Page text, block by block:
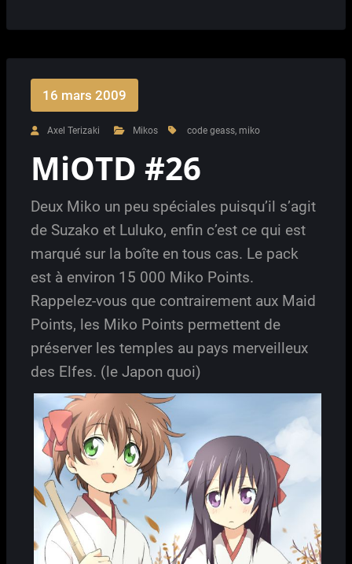
16 mars 2009
Axel Terizaki Mikos code geass, miko
MiOTD #26
Deux Miko un peu spéciales puisqu’il s’agit
de Suzako et Luluko, enfin c’est ce qui est
marqué sur la boîte en tous cas. Le pack
est à environ 15 000 Miko Points.
Rappelez-vous que contrairement aux Maid
Points, les Miko Points permettent de
préserver les temples au pays merveilleux
des Elfes. (le Japon quoi)